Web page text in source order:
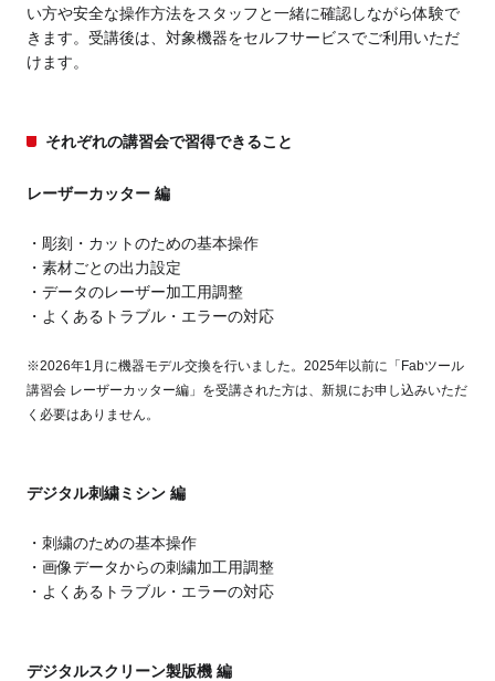
い方や安全な操作方法をスタッフと一緒に確認しながら体験で
きます。受講後は、対象機器をセルフサービスでご利用いただ
けます。
それぞれの講習会で習得できること
レーザーカッター 編
彫刻・カットのための基本操作
素材ごとの出力設定
データのレーザー加工用調整
よくあるトラブル・エラーの対応
※2026年1月に機器モデル交換を行いました。2025年以前に「Fabツール
講習会 レーザーカッター編」を受講された方は、新規にお申し込みいただ
く必要はありません。
デジタル刺繍ミシン 編
刺繍のための基本操作
画像データからの刺繍加工用調整
よくあるトラブル・エラーの対応
デジタルスクリーン製版機 編